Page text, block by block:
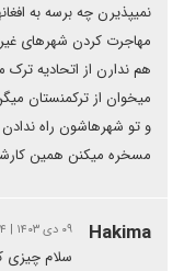
نمیپذیرن چه برسه به
مهاجرت کردن شهرهای
هم ندارن از اتحادیه
میخوان از ترکمنستان
و تو شهرهاشون راه
مسخره میکنن همین
Hakima ۰۹ دی ۱۴۰۳ | ۲۰:۴۴
سلام چیزی